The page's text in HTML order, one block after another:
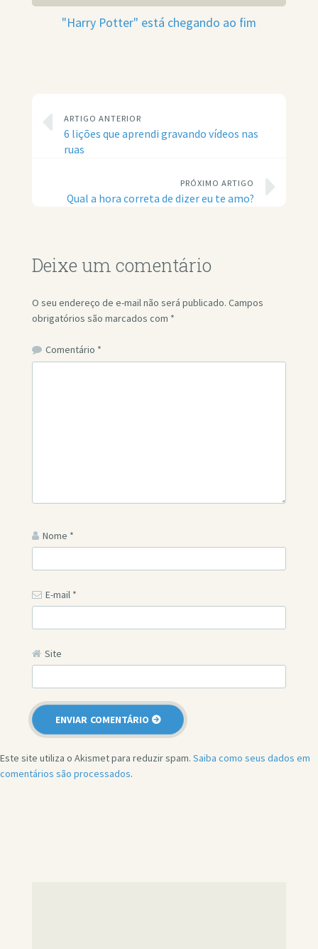
"Harry Potter" está chegando ao fim
ARTIGO ANTERIOR
6 lições que aprendi gravando vídeos nas
ruas
PRÓXIMO ARTIGO
Qual a hora correta de dizer eu te amo?
Deixe um comentário
O seu endereço de e-mail não será publicado. Campos
obrigatórios são marcados com *
Comentário *
Nome *
E-mail *
Site
Este site utiliza o Akismet para reduzir spam. Saiba como seus dados em
comentários são processados.